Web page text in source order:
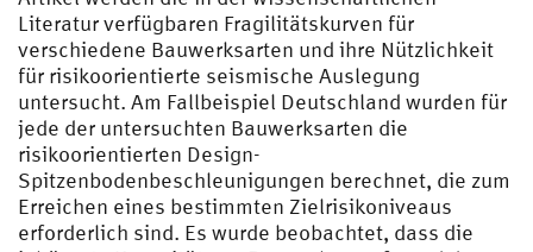
Literatur verfügbaren Fragilitätskurven für
verschiedene Bauwerksarten und ihre Nützlichkeit
für risikoorientierte seismische Auslegung
untersucht. Am Fallbeispiel Deutschland wurden für
jede der untersuchten Bauwerksarten die
risikoorientierten Design-
Spitzenbodenbeschleunigungen berechnet, die zum
Erreichen eines bestimmten Zielrisikoniveaus
erforderlich sind. Es wurde beobachtet, dass die